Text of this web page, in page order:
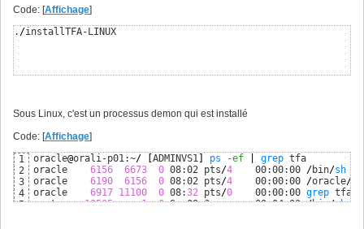
Code: [Affichage]
. /installTFA-LINUX
Sous Linux, c'est un processus demon qui est installé
Code: [Affichage]
1
2
3
4
5
oracle@orali-p01:~/ [ADMINVS1] ps -ef grep tfa
oracle 6156 6673 0 08:02 pts/4
    00:00:00
/bin/sh
oracle 6190 6156 0 08:02 pts/4
    00:00:00
/oracle/
oracle 6917 11100 0 08:32 pts/0
    00:00:00
grep tfa
root 12525 1 0 Sep09 ?        00:04:02 /bin/sh